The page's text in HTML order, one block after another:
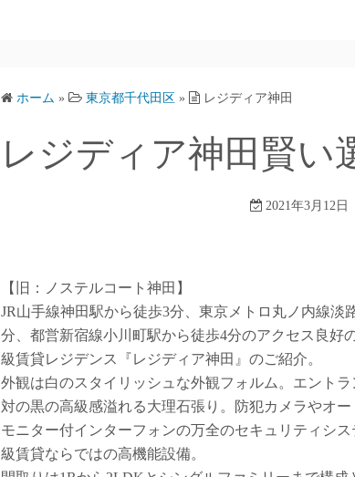
ホーム » 東京都千代田区 » レジディア神田
レジディア神田賢い
2021年3月12日
【旧：ノステルコート神田】
JR山手線神田駅から徒歩3分、東京メトロ丸ノ内線淡
分、都営新宿線小川町駅から徒歩4分のアクセス良好
級賃貸レジデンス『レジディア神田』のご紹介。
外観は白のスタイリッシュな外観フォルム。エントラ
対の黒の高級感溢れる大理石張り。防犯カメラやオ
モニター付インターフォンの万全のセキュリティシ
級賃貸ならではの高機能設備。